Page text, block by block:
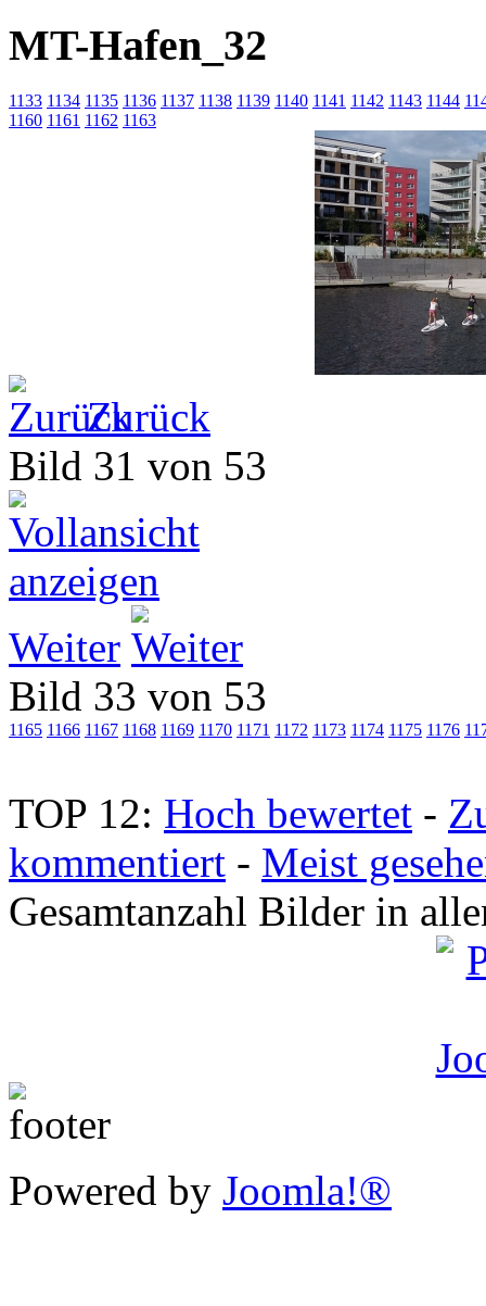
MT-Hafen_32
1133 1134 1135 1136 1137 1138 1139 1140 1141 1142 1143 1144
1160 1161 1162 1163
Zurück
Bild 31 von 53
Weiter
Bild 33 von 53
1165 1166 1167 1168 1169 1170 1171 1172 1173 1174 1175 1176
TOP 12: Hoch bewertet -
kommentiert - Meist
Gesamtanzahl Bilder in
Powered by Joomla!®